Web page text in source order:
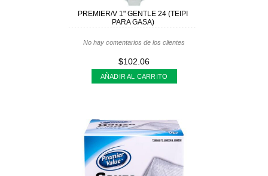
PREMIER/V 1" GENTLE 24 (TEIPI
PARA GASA)
No hay comentarios de los clientes
$102.06
AÑADIR AL CARRITO